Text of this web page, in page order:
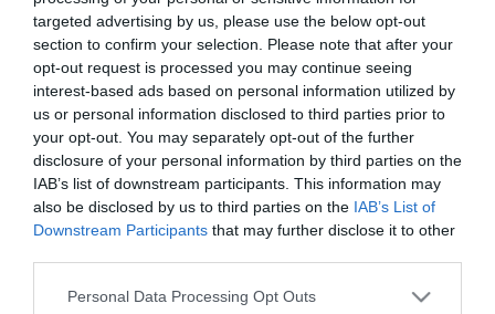
targeted advertising by us, please use the below opt-out
section to confirm your selection. Please note that after your
opt-out request is processed you may continue seeing
interest-based ads based on personal information utilized by
us or personal information disclosed to third parties prior to
your opt-out. You may separately opt-out of the further
disclosure of your personal information by third parties on the
IAB’s list of downstream participants. This information may
also be disclosed by us to third parties on the IAB’s List of
Downstream Participants that may further disclose it to other
Please note that this website/app uses one or more Google
Personal Data Processing Opt Outs
SECURITY - CYBERSECURITY
Μουντιάλ 2026: Προειδοποίηση
Kaspersky για αύξηση
διαδικτυακών απατών με
πλαστά εισιτήρια και email-
παγίδες χιλιάδων δολαρίων
29.04.2026